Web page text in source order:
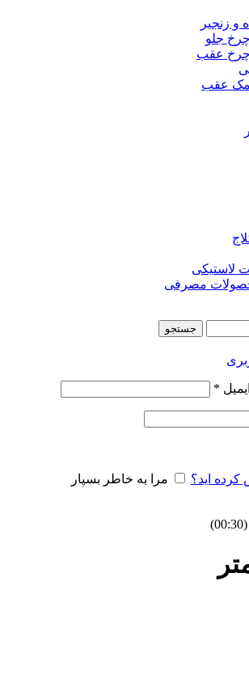
و زنجیر
چرخ جلو
چرخ عقب
عقب
لاستیکی
مصرفی
جستجو
*
اید؟ مرا به خاطر بسپار
(00:
30
)